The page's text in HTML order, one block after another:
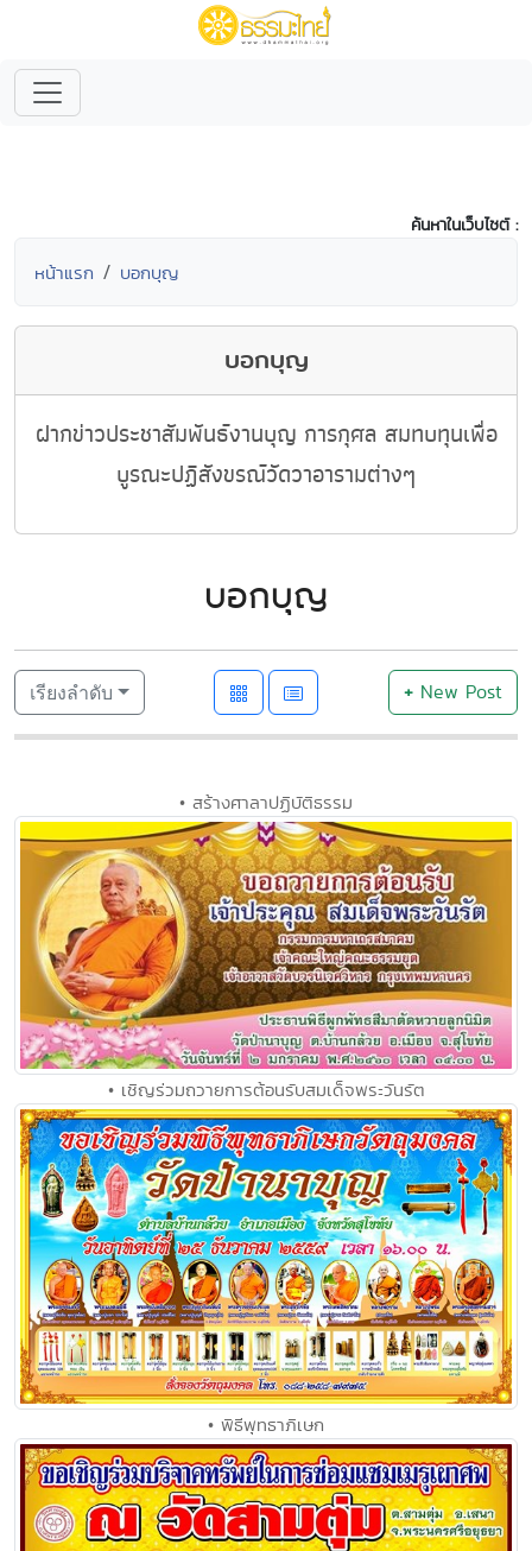
ค้นหาในเว็บไซต์ :
หน้าแรก บอกบุญ
บอกบุญ
ฝากข่าวประชาสัมพันธ์งานบุญ การกุศล สมทบทุนเพื่อ
บูรณะปฏิสังขรณ์วัดวาอารามต่างๆ
บอกบุญ
เรียงลำดับ +New Post
• สร้างศาลาปฏิบัติธรรม
• เชิญร่วมถวายการต้อนรับสมเด็จพระวันรัต
• พิธีพุทธาภิเษก